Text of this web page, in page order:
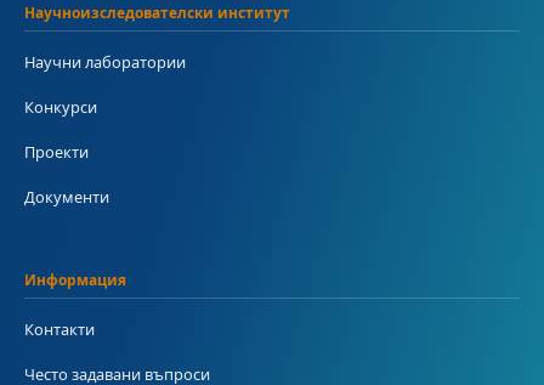
Научноизследователски институт
Научни лаборатории
Конкурси
Проекти
Документи
Информация
Контакти
Често задавани въпроси